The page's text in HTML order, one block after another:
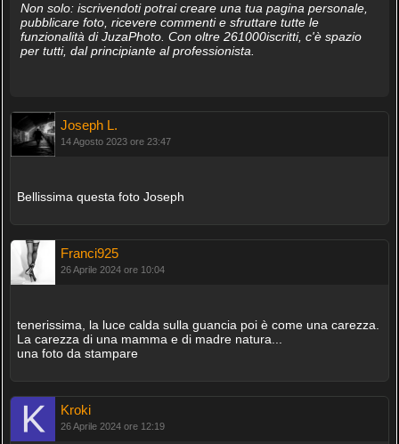
Non solo: iscrivendoti potrai creare una tua pagina personale,
pubblicare foto, ricevere commenti e sfruttare tutte le
funzionalità di JuzaPhoto. Con oltre 261000iscritti, c'è spazio
per tutti, dal principiante al professionista.
Joseph L.
14 Agosto 2023 ore 23:47
Bellissima questa foto Joseph
Franci925
26 Aprile 2024 ore 10:04
tenerissima, la luce calda sulla guancia poi è come una carezza.
La carezza di una mamma e di madre natura...
una foto da stampare
Kroki
26 Aprile 2024 ore 12:19